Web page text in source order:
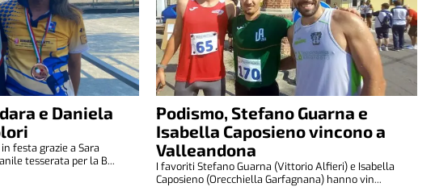
e Daniela
festa grazie a Sara
tesserata per la B...
Podismo, Stefano Guarna e
Isabella Caposieno vincono a
Valleandona
I favoriti Stefano Guarna (Vittorio Alfieri) e Isabella
Caposieno (Orecchiella Garfagnana) hanno vin...